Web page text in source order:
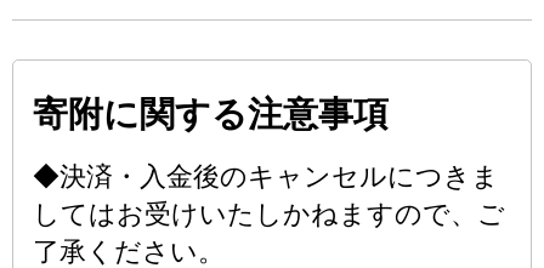
寄附に関する注意事項
◆決済・入金後のキャンセルにつきま
してはお受けいたしかねますので、ご
了承ください。